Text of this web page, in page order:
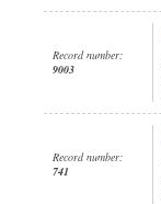
Record number:
9003
Record number:
741